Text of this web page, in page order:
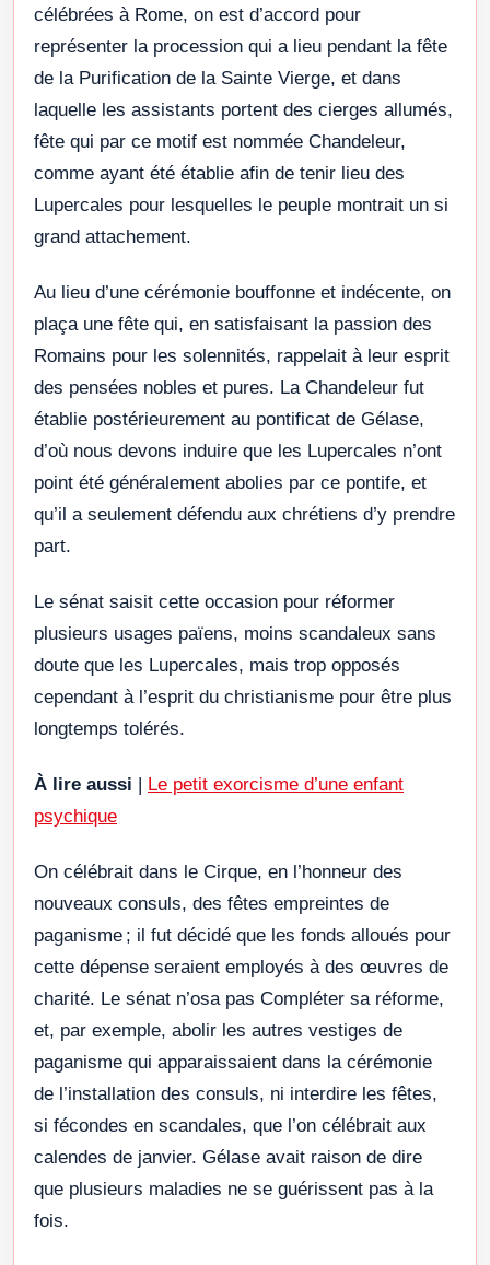
célébrées à Rome, on est d’accord pour
représenter la procession qui a lieu pendant la fête
de la Purification de la Sainte Vierge, et dans
laquelle les assistants portent des cierges allumés,
fête qui par ce motif est nommée Chandeleur,
comme ayant été établie afin de tenir lieu des
Lupercales pour lesquelles le peuple montrait un si
grand attachement.
Au lieu d’une cérémonie bouffonne et indécente, on
plaça une fête qui, en satisfaisant la passion des
Romains pour les solennités, rappelait à leur esprit
des pensées nobles et pures. La Chandeleur fut
établie postérieurement au pontificat de Gélase,
d’où nous devons induire que les Lupercales n’ont
point été généralement abolies par ce pontife, et
qu’il a seulement défendu aux chrétiens d’y prendre
part.
Le sénat saisit cette occasion pour réformer
plusieurs usages païens, moins scandaleux sans
doute que les Lupercales, mais trop opposés
cependant à l’esprit du christianisme pour être plus
longtemps tolérés.
À lire aussi
Le petit exorcisme d’une enfant
psychique
On célébrait dans le Cirque, en l’honneur des
nouveaux consuls, des fêtes empreintes de
paganisme ; il fut décidé que les fonds alloués pour
cette dépense seraient employés à des œuvres de
charité. Le sénat n’osa pas Compléter sa réforme,
et, par exemple, abolir les autres vestiges de
paganisme qui apparaissaient dans la cérémonie
de l’installation des consuls, ni interdire les fêtes,
si fécondes en scandales, que l’on célébrait aux
calendes de janvier. Gélase avait raison de dire
que plusieurs maladies ne se guérissent pas à la
fois.